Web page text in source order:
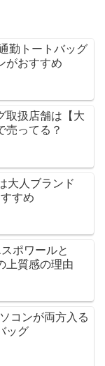
勤トートバッグ
がおすすめ
取扱店舗は【大
売ってる？
大人ブランド
すめ
ポワールと
上質感の理由
コンが両方入る
ッグ